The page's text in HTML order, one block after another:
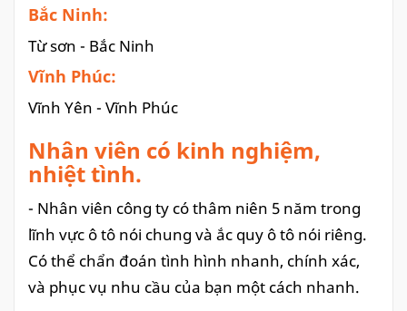
Bắc Ninh:
Từ sơn - Bắc Ninh
Vĩnh Phúc:
Vĩnh Yên - Vĩnh Phúc
Nhân viên có kinh nghiệm,
nhiệt tình.
- Nhân viên công ty có thâm niên 5 năm trong
lĩnh vực ô tô nói chung và ắc quy ô tô nói riêng.
Có thể chẩn đoán tình hình nhanh, chính xác,
và phục vụ nhu cầu của bạn một cách nhanh.